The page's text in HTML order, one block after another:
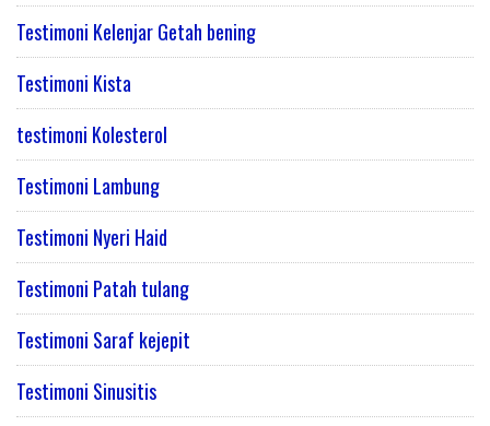
Testimoni Kelenjar Getah bening
Testimoni Kista
testimoni Kolesterol
Testimoni Lambung
Testimoni Nyeri Haid
Testimoni Patah tulang
Testimoni Saraf kejepit
Testimoni Sinusitis